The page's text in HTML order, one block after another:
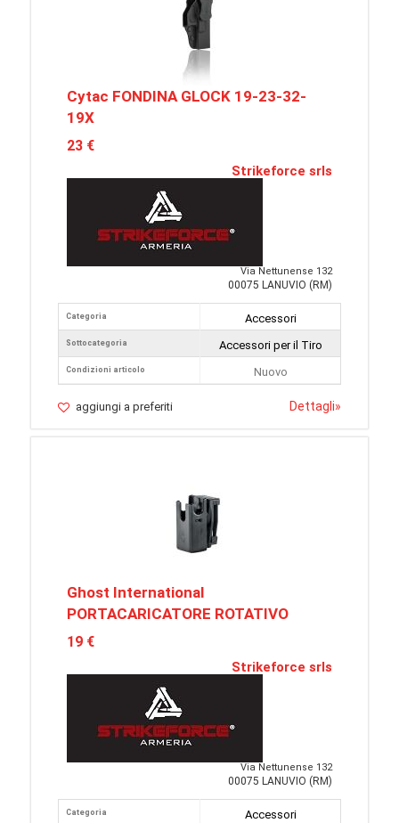
Cytac FONDINA GLOCK 19-23-32-
19X
23 €
Strikeforce srls
Via Nettunense 132
00075 LANUVIO (RM)
Categoria
Sottocategoria
Condizioni articolo
Accessori
Accessori per il Tiro
Nuovo
aggiungi a preferiti Dettagli»
Ghost International
PORTACARICATORE ROTATIVO
19 €
Strikeforce srls
Via Nettunense 132
00075 LANUVIO (RM)
Categoria
Accessori